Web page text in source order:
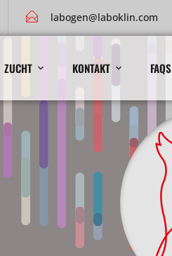
labogen@laboklin.com
ZUCHT KONTAKT FAQS